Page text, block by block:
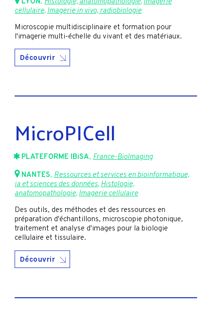
cellulaire, Imagerie in vivo, radiobiologie
Microscopie multidisciplinaire et formation pour
l'imagerie multi-échelle du vivant et des matériaux.
Découvrir
MicroPICell
PLATEFORME IBiSA, France-BioImaging
NANTES, Ressources et services en bioinformatique,
ia et sciences des données,Histologie,
anatomopathologie,Imagerie cellulaire
Des outils, des méthodes et des ressources en
préparation d'échantillons, microscopie photonique,
traitement et analyse d'images pour la biologie
cellulaire et tissulaire.
Découvrir